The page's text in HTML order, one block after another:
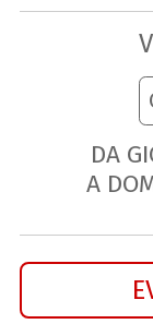
DA
A